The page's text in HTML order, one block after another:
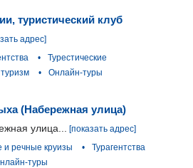
туристический клуб
адрес]
•
Турестические
• Онлайн-туры
(Набережная улица)
улица...
[показать адрес]
и речные круизы •
Турагентства
туры